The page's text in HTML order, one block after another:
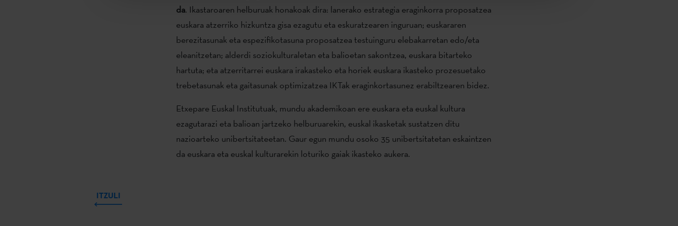
da. Ikastaroaren helburuak honakoak dira: lanerako estrategia eraginkorra proposatzea
euskara atzerriko hizkuntza gisa ezagutu eta eskuratzearen inguruan; euskararen
berezitasunak eta espezifikotasuna proposatzea testuinguru elebakarretan edo/eta
eleanitzetan; alderdi soziokulturaletan eta balioetan sakontzea, euskara bitarteko
hartuta; eta atzerritarrei euskara irakasteko eta horiek euskara ikasteko prozesuetako
trebetasunak eta gaitasunak optimizatzea IKTak eraginkortasunez erabiltzearen bidez.
Etxepare Euskal Institutuak, mundu akademikoan ere euskara eta euskal kultura
ezagutarazi eta balioan jartzeko helburuarekin, euskal ikasketak sustatzen ditu
nazioarteko unibertsitateetan. Gaur egun mundu osoko 35 unibertsitatetan eskaintzen
da euskara eta euskal kulturarekin loturiko gaiak ikasteko aukera.
ITZULI